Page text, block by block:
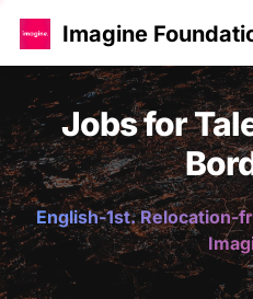
Imagine
Jobs for
English-1st. Relocation-